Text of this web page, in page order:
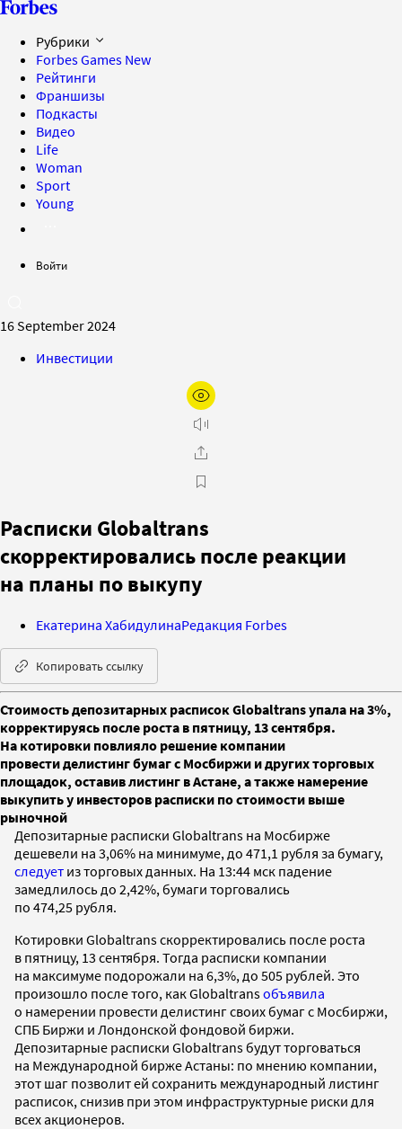
Рубрики
Forbes Games New
Рейтинги
Франшизы
Подкасты
Видео
Life
Woman
Sport
Young
Войти
16 September 2024
Инвестиции
Расписки Globaltrans
скорректировались после реакции
на планы по выкупу
Екатерина ХабидулинаРедакция Forbes
Копировать ссылку
Стоимость депозитарных расписок Globaltrans упала на 3%,
корректируясь после роста в пятницу, 13 сентября.
На котировки повлияло решение компании
провести делистинг бумаг с Мосбиржи и других торговых
площадок, оставив листинг в Астане, а также намерение
выкупить у инвесторов расписки по стоимости выше
рыночной
Депозитарные расписки Globaltrans на Мосбирже
дешевели на 3,06% на минимуме, до 471,1 рубля за бумагу,
следует из торговых данных. На 13:44 мск падение
замедлилось до 2,42%, бумаги торговались
по 474,25 рубля.
Котировки Globaltrans скорректировались после роста
в пятницу, 13 сентября. Тогда расписки компании
на максимуме подорожали на 6,3%, до 505 рублей. Это
произошло после того, как Globaltransобъявила
о намерении провести делистинг своих бумаг с Мосбиржи,
СПБ Биржи и Лондонской фондовой биржи.
Депозитарные расписки Globaltrans будут торговаться
на Международной бирже Астаны: по мнению компании,
этот шаг позволит ей сохранить международный листинг
расписок, снизив при этом инфраструктурные риски для
всех акционеров.